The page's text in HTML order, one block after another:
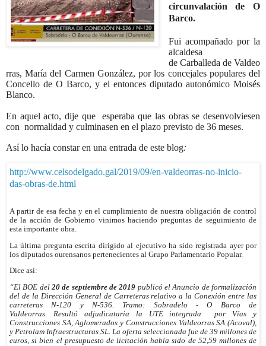
circunvalación de O
Barco.
Fui acompañado porla
alcaldesa
de Carballeda de Valdeo
rras, María del Carmen González, porlos concejales populares del
Concello de O Barco, y el entonces diputado autonómico Moisés
Blanco.
En aquel acto, dije que esperaba que las obras se desenvolviesen
con normalidad y culminasen en el plazo previsto de 36 meses.
Así lo hacía constar en una entrada de este blog:
http://www.celsodelgado.gal/2019/09/en-valdeorras-no-inicio-
das-obras-de.html
A partir de esa fecha y en el cumplimiento de nuestra obligación de control
de la acción de Gobierno vinimos haciendo preguntas de seguimiento de
esta importante obra.
La última pregunta escrita dirigido al ejecutivo ha sido registrada ayer por
los diputados ourensanos pertenecientes al Grupo Parlamentario Popular.
Dice así:
“El BOE del 20 de septiembre de 2019 publicó elAnuncio de formalización
del de la Dirección General de Carreteras relativo a la Conexión entre las
carreteras N-120 y N-536. Tramo: Sobradelo - O Barco de
Valdeorras. Resultó adjudicataria la UTE integrada por Vías y
Construcciones SA, Aglomerados y Construcciones Valdeorras SA (Acoval),
y Petrolam Infraestructuras SL. La oferta seleccionada fue de 39 millones de
euros, si bien el presupuesto de licitación había sido de 52,59 millones de